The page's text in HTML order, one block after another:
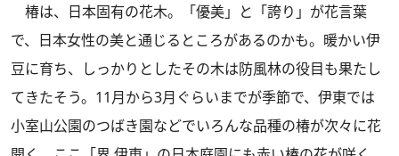
椿は、日本固有の花木。「優美」と「誇り」が花言葉
で、日本女性の美と通じるところがあるのかも。暖かい伊
豆に育ち、しっかりとしたその木は防風林の役目も果たし
てきたそう。11月から3月ぐらいまでが季節で、伊東では
小室山公園のつばき園などでいろんな品種の椿が次々に花